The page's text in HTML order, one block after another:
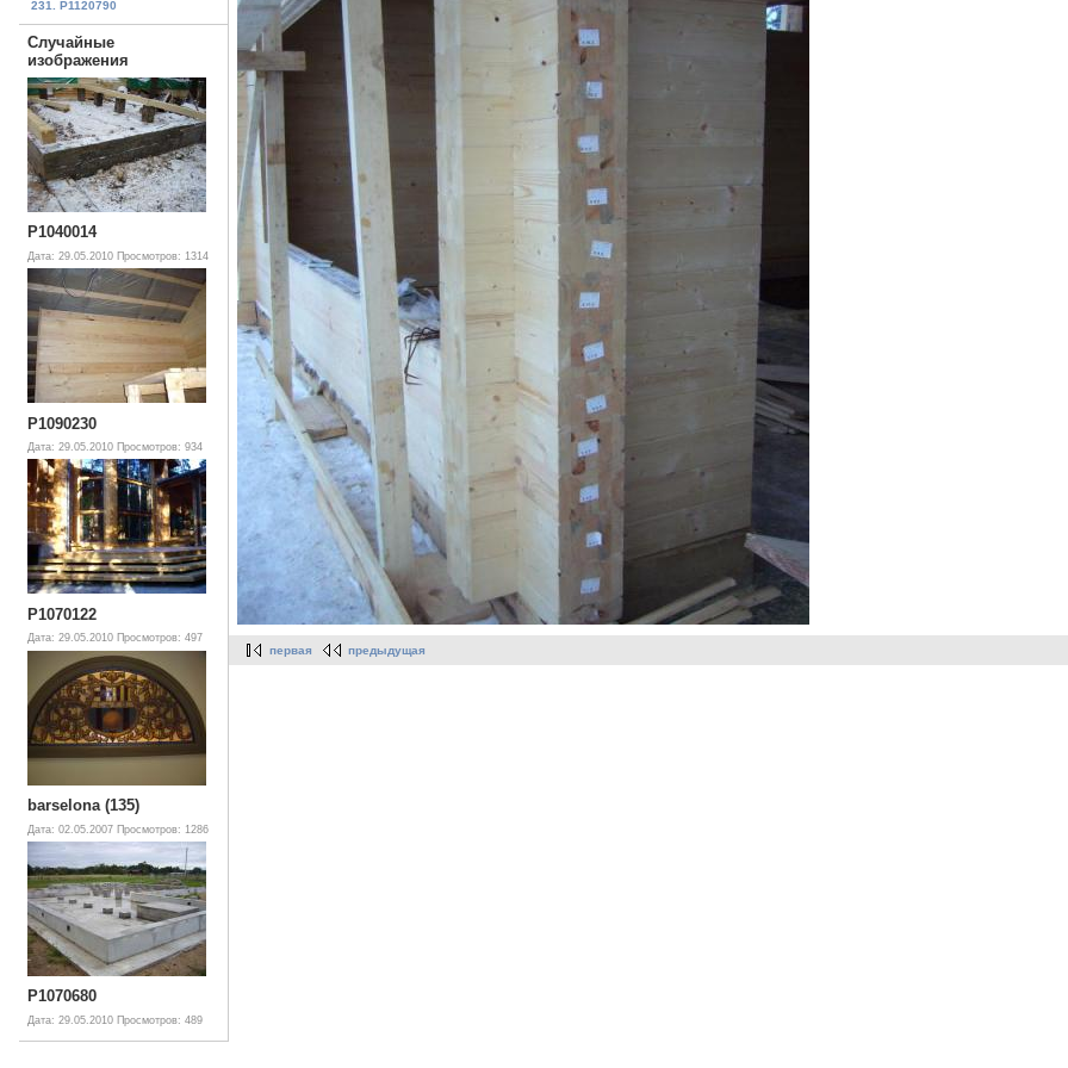
231. P1120790
Случайные
изображения
P1040014
Дата: 29.05.2010 Просмотров: 1314
P1090230
Дата: 29.05.2010 Просмотров: 934
P1070122
Дата: 29.05.2010 Просмотров: 497
barselona (135)
Дата: 02.05.2007 Просмотров: 1286
P1070680
Дата: 29.05.2010 Просмотров: 489
первая предыдущая